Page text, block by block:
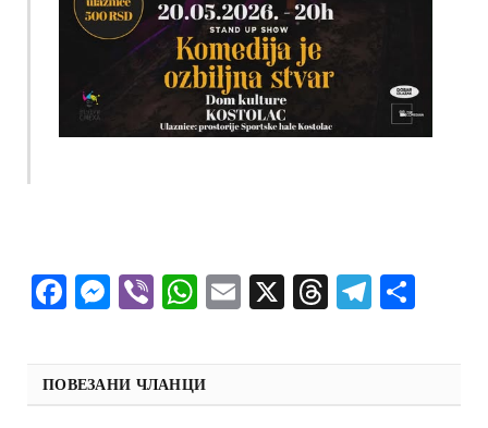
Facebook
Messenger
ViberWhatsApp
Email
X Threads
ПОВЕЗАНИ ЧЛАНЦИ